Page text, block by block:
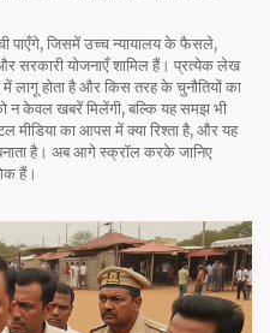
पाएँगे, जिसमें उच्च न्यायालय के फैसले,
सरकारी योजनाएँ शामिल हैं। प्रत्येक लेख
में लागू होता है और किस तरह के चुनौतियों का
केवल खबरें मिलेंगी, बल्कि यह समझ भी
मीडिया का आपस में क्या रिश्ता है, और यह
है। अब आगे स्क्रॉल करके जानिए
हैं।